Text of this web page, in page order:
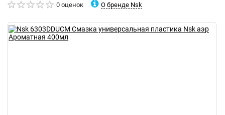
0 оценок О бренде Nsk